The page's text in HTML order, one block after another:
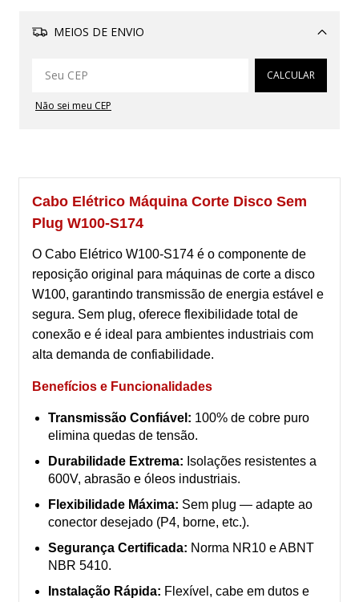
MEIOS DE ENVIO
Alterar CEP
CALCULAR
Não sei meu CEP
Cabo Elétrico Máquina Corte Disco Sem
Plug W100-S174
O Cabo Elétrico W100-S174 é o componente de
reposição original para máquinas de corte a disco
W100, garantindo transmissão de energia estável e
segura. Sem plug, oferece flexibilidade total de
conexão e é ideal para ambientes industriais com
alta demanda de confiabilidade.
Benefícios e Funcionalidades
Transmissão Confiável: 100% de cobre puro
elimina quedas de tensão.
Durabilidade Extrema: Isolações resistentes a
600V, abrasão e óleos industriais.
Flexibilidade Máxima: Sem plug — adapte ao
conector desejado (P4, borne, etc.).
Segurança Certificada: Norma NR10 e ABNT
NBR 5410.
Instalação Rápida: Flexível, cabe em dutos e